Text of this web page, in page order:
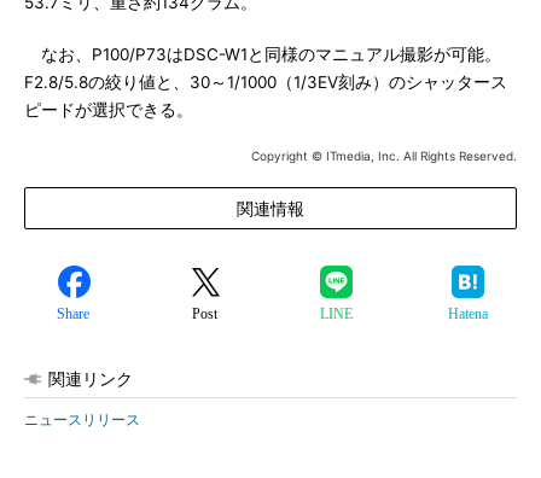
なお、P100/P73はDSC-W1と同様のマニュアル撮影が可能。
F2.8/5.8の絞り値と、30～1/1000（1/3EV刻み）のシャッタース
ピードが選択できる。
Copyright © ITmedia, Inc. All Rights Reserved.
関連情報
Share Post LINE Hatena
関連リンク
ニュースリリース